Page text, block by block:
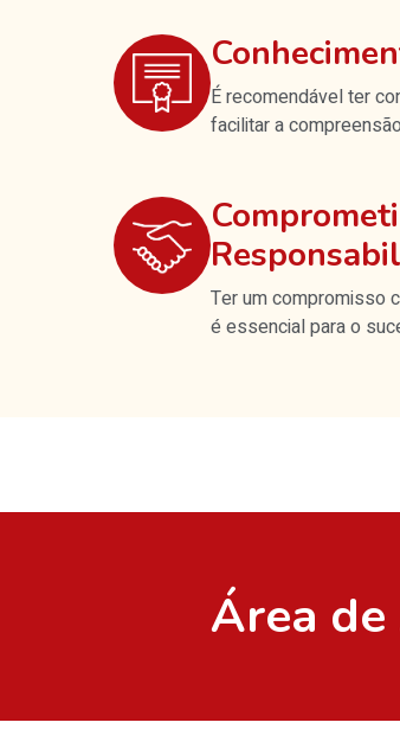
É recomendável ter
facilitar a
Ter um compromisso
é essencial para o
Área